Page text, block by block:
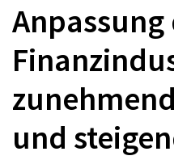
Anpassung
und